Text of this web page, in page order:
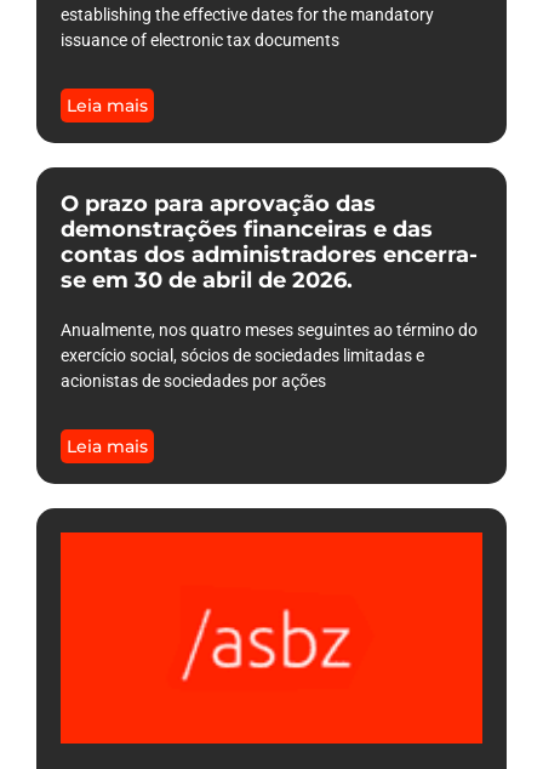
establishing the effective dates for the mandatory
issuance of electronic tax documents
Leia mais
O prazo para aprovação das
demonstrações financeiras e das
contas dos administradores encerra-
se em 30 de abril de 2026.
Anualmente, nos quatro meses seguintes ao término do
exercício social, sócios de sociedades limitadas e
acionistas de sociedades por ações
Leia mais